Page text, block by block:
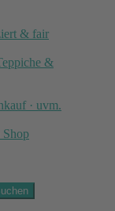
& fair
&
· uvm.
Shop